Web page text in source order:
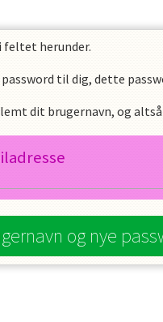
feltet herunder.
til dig, dette
dit brugernavn, og
og nye